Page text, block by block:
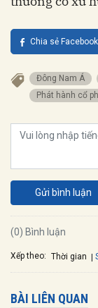
Chia sẻ Facebook
Đông Nam Á
Phát hành cổ
Gửi bình luận
(0) Bình luận
Xếp theo: Thời gian
BÀI LIÊN QUAN